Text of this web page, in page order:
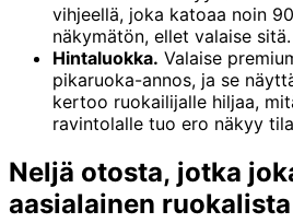
vihjeellä, joka katoaa noin
näkymätön, ellet valaise sitä.
Hintaluokka. Valaise
pikaruoka-annos, ja se
kertoo ruokailijalle hiljaa,
ravintolalle tuo ero näkyy
Neljä otosta, jotka
aasialainen